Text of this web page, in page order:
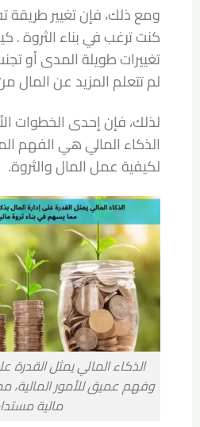
ومع ذلك، فإن تغيير طريقة
كنت ترغب في بناءالثروة.
تغييرات طويلة المدى أو
لم تتعلم المزيد عن المال
لذلك، فإن إحدى الخطوات
الذكاء المالي هي الفهم
لكيفية عمل المال والثروة.
الذكاء المالي يمثل القدرة
وفهم عميق للأمور المالية،
مالية